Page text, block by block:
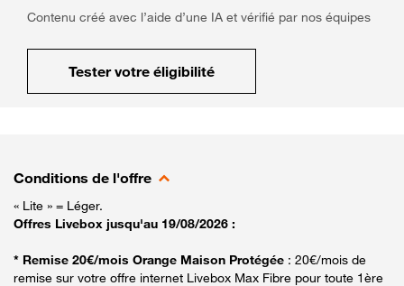
Contenu créé avec l’aide d’une IA et vérifié par nos équipes
Tester votre éligibilité
Conditions de l'offre
« Lite » = Léger.
Offres Livebox jusqu'au 19/08/2026 :
* Remise 20€/mois Orange Maison Protégée : 20€/mois de
remise sur votre offre internet Livebox Max Fibre pour toute 1ère